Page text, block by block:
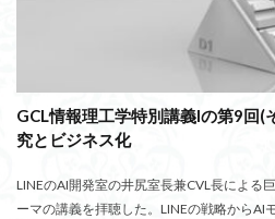
GCL情報理工学特別講義Iの第9回(
究とビジネス化
LINEのAI開発室の井尻室長兼CVL長による
ーマの講義を拝聴した。LINEの戦略からAI